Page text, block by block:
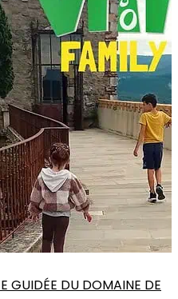
GUIDÉE DU DOMAINE DE